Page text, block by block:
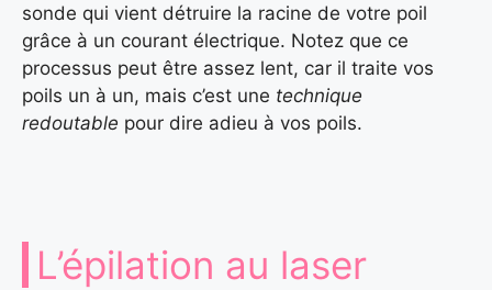
sonde qui vient détruire la racine de votre poil
grâce à un courant électrique. Notez que ce
processus peut être assez lent, car il traite vos
poils un à un, mais c’est une technique
redoutable pour dire adieu à vos poils.
L’épilation au laser